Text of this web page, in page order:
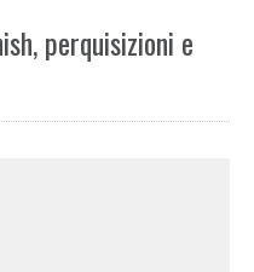
perquisizioni e